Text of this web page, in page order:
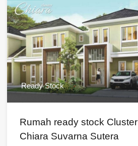
Ready Stock
Rumah ready stock Cluster
Chiara Suvarna Sutera